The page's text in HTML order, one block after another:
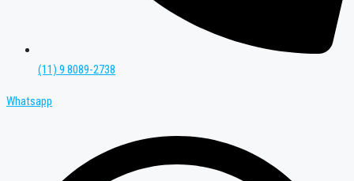
(11) 9 8089-2738
Whatsapp